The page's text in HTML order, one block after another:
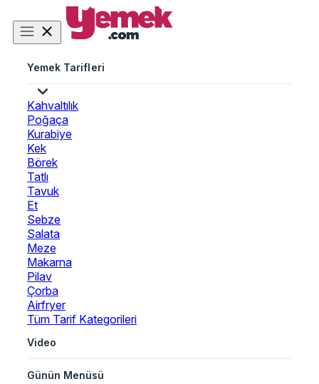
Yemek Tarifleri
Kahvaltılık
Poğaça
Kurabiye
Kek
Börek
Tatlı
Tavuk
Et
Sebze
Salata
Meze
Makarna
Pilav
Çorba
Airfryer
Tüm Tarif Kategorileri
Video
Günün Menüsü